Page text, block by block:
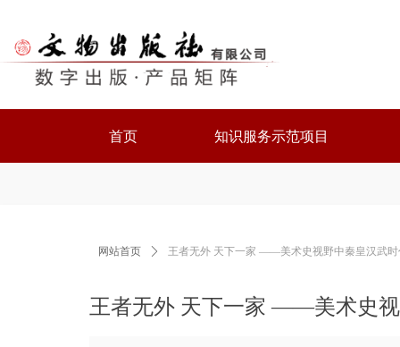
首页 知识服务示范项目
王者无外 天下一家 ——美术史
网站首页 ꄲ 王者无外 天下一家 ——美术史视野中秦皇汉武时